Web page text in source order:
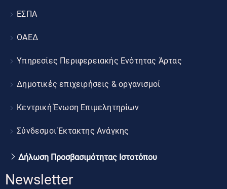
ΕΣΠΑ
ΟΑΕΔ
Υπηρεσίες Περιφερειακής Ενότητας Άρτας
Δημοτικές επιχειρήσεις & οργανισμοί
Κεντρική Ένωση Επιμελητηρίων
Σύνδεσμοι Έκτακτης Ανάγκης
Δήλωση Προσβασιμότητας Ιστοτόπου
Newsletter